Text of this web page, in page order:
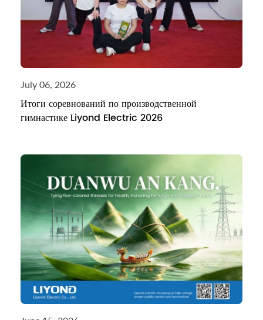
July 06, 2026
Итоги соревнований по производственной
гимнастике Liyond Electric 2026